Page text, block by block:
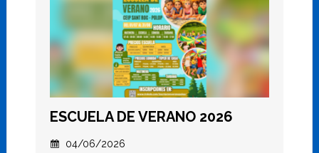
ESCUELA DE VERANO 2026
04/06/2026